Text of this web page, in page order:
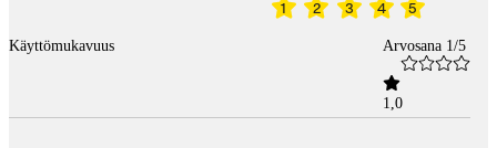
1 2 3 4 5
Käyttömukavuus Arvosana 1/5
1,0